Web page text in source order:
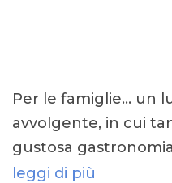
Per le famiglie... un
avvolgente, in cui
gustosa
leggi di più